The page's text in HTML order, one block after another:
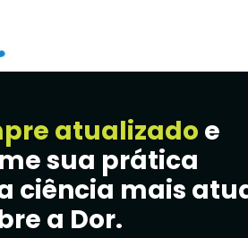
atualizado e
sua prática
ciência mais
a Dor.